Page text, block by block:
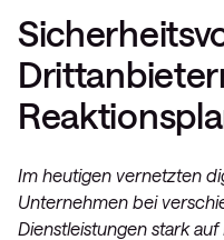
Im heutigen vernetzten
Unternehmen bei
Dienstleistungen stark